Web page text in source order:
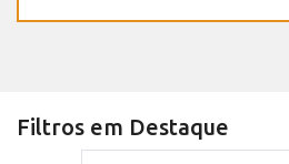
Filtros em Destaque